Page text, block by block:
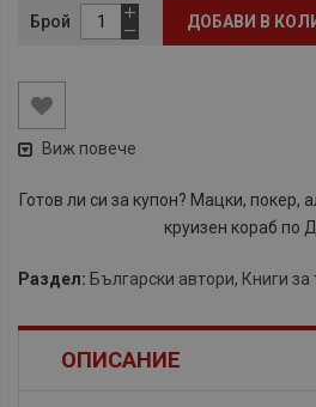
Брой ДОБАВИ В
Виж повече
Готов ли си за купон? Мацки, покер,
круизен кораб по
Раздел: Български автори, Книги
ОПИСАНИЕ